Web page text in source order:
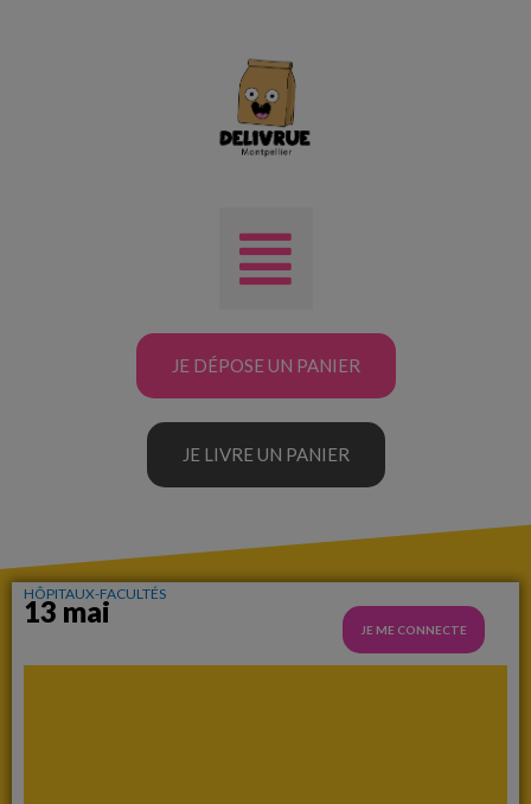
JE DÉPOSE UN PANIER
JE LIVRE UN PANIER
HÔPITAUX-FACULTÉS
13 mai
JE ME CONNECTE